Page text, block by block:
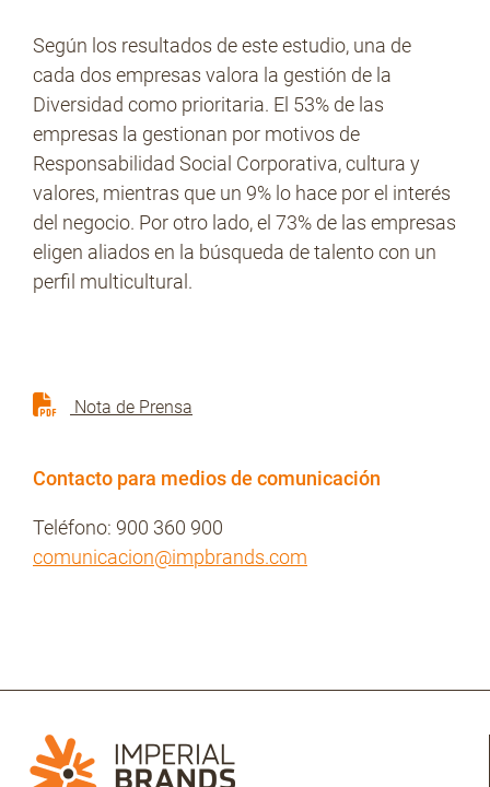
Según los resultados de este estudio, una de
cada dos empresas valora la gestión de la
Diversidad como prioritaria. El 53% de las
empresas la gestionan por motivos de
Responsabilidad Social Corporativa, cultura y
valores, mientras que un 9% lo hace por el interés
del negocio. Por otro lado, el 73% de las empresas
eligen aliados en la búsqueda de talento con un
perfil multicultural.
Nota de Prensa
Contacto para medios de comunicación
Teléfono: 900 360 900
comunicacion@impbrands.com